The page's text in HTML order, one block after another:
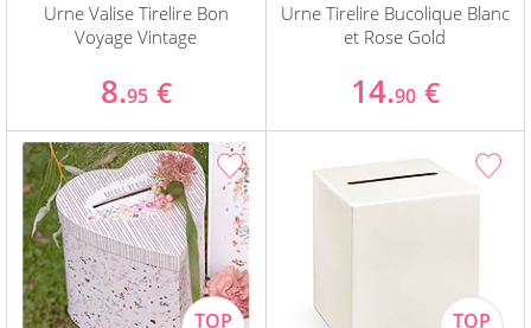
Urne Valise Tirelire Bon
Voyage Vintage
8.95 €
Urne Tirelire Bucolique Blanc
et Rose Gold
14.90 €